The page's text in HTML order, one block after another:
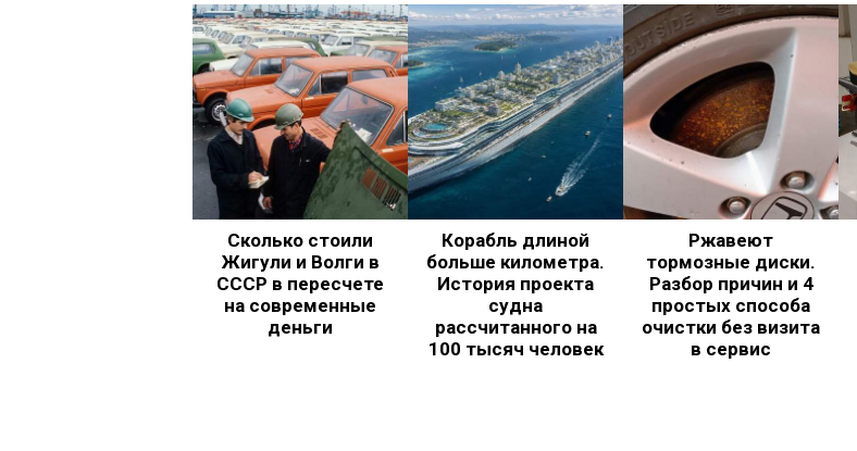
Сколько стоили
Жигули и Волги в
СССР в пересчете
на современные
деньги
Корабль длиной
больше километра.
История проекта
судна
рассчитанного на
100 тысяч человек
Ржавеют
тормозные диски.
Разбор причин и 4
простых способа
очистки без визита
в сервис